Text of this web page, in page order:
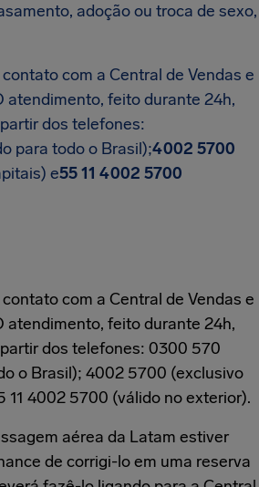
adoção ou troca de sexo,
com a Central de Vendas e
atendimento, feito durante 24h,
dos telefones:
para todo o Brasil);4002 5700
e55 11 4002 5700
com a Central de Vendas e
atendimento, feito durante 24h,
dos telefones: 0300 570
o Brasil); 4002 5700 (exclusivo
11 4002 5700 (válido no exterior).
aérea da Latam estiver
de corrigi-lo em uma reserva